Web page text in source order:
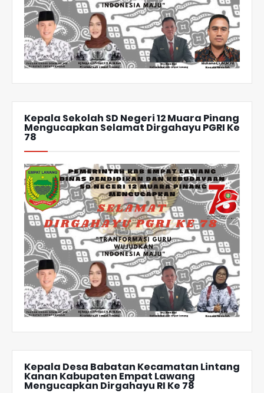
Kepala Sekolah SD Negeri 12 Muara Pinang
Mengucapkan Selamat Dirgahayu PGRI Ke
78
Kepala Desa Babatan Kecamatan Lintang
Kanan Kabupaten Empat Lawang
Mengucapkan Dirgahayu RI Ke 78